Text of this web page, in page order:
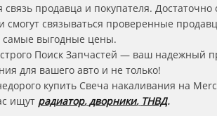
связь продавца и покупателя.
смогут связываться проверенные
самые выгодные цены.
Поиск Запчастей — ваш надежный
для вашего авто и не только!
купить Свеча накаливания на
ищут радиатор,дворники, ТНВД.